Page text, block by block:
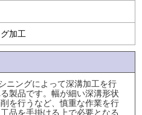
加工
ニングによって深溝加工を行
製品です。幅が細い深溝形状
を行うなど、慎重な作業を行
品を手掛ける上で必要となる